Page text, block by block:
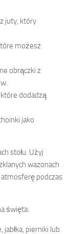
juty, który
możesz
obrączki z
dodadzą
jako
stołu. Użyj
wazonach
podczas
święta:
jabłka, pierniki lub